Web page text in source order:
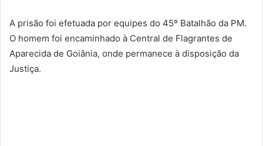
A prisão foi efetuada por equipes do 45º Batalhão da PM.
O homem foi encaminhado à Central de Flagrantes de
Aparecida de Goiânia, onde permanece à disposição da
Justiça.